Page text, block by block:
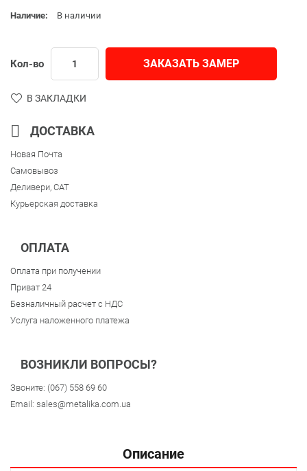
Наличие: В наличии
Кол-во ЗАКАЗАТЬ ЗАМЕР
В ЗАКЛАДКИ
ДОСТАВКА
Новая Почта
Самовывоз
Деливери, CAT
Курьерская доставка
ОПЛАТА
Оплата при получении
Приват 24
Безналичный расчет с НДС
Услуга наложенного платежа
ВОЗНИКЛИ ВОПРОСЫ?
Звоните: (067) 558 69 60
Email: sales@metalika.com.ua
Описание